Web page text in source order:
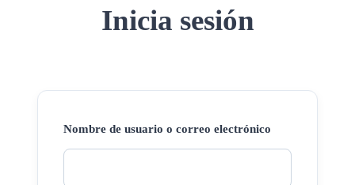
Inicia sesión
Nombre de usuario o correo electrónico